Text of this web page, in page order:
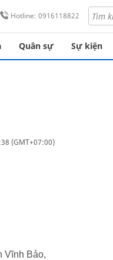
Hotline: 0916118822
Quân sự Sự kiện
(GMT+07:00)
Vĩnh Bảo,